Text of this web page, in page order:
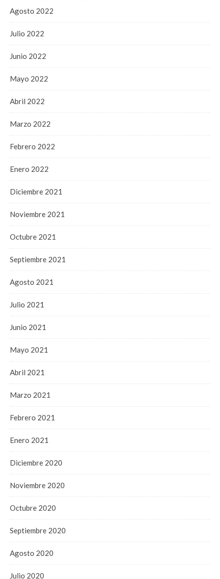
Agosto 2022
Julio 2022
Junio 2022
Mayo 2022
Abril 2022
Marzo 2022
Febrero 2022
Enero 2022
Diciembre 2021
Noviembre 2021
Octubre 2021
Septiembre 2021
Agosto 2021
Julio 2021
Junio 2021
Mayo 2021
Abril 2021
Marzo 2021
Febrero 2021
Enero 2021
Diciembre 2020
Noviembre 2020
Octubre 2020
Septiembre 2020
Agosto 2020
Julio 2020